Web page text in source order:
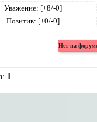
Уважение: [+8/-0]
Позитив: [+0/-0]
1